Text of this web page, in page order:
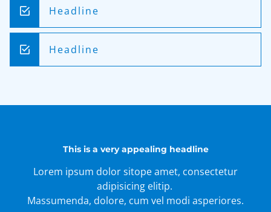
Headline
Headline
This is a very appealing headline
Lorem ipsum dolor sitope amet, consectetur
adipisicing elitip.
Massumenda, dolore, cum vel modi asperiores.